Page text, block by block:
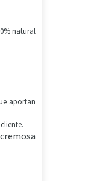
natural
aportan